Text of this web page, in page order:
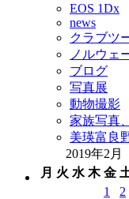
EOS 1Dx
news
クラブツ
ノルウェ
ブログ
写真展
動物撮影
家族写真
美瑛富良
2019年2月
月 火 水 木 金
1 2